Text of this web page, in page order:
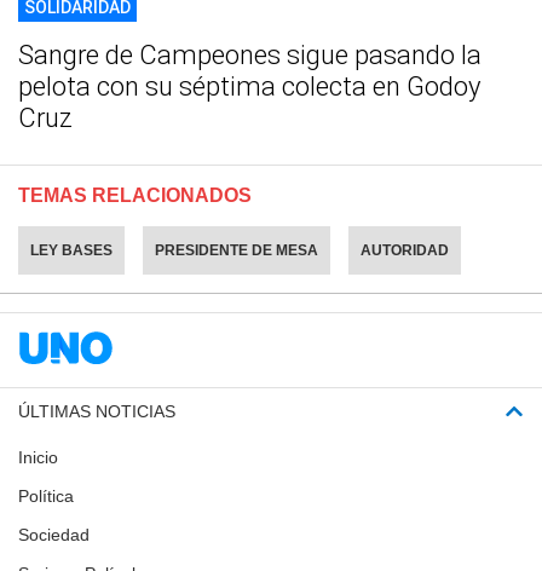
SOLIDARIDAD
Sangre de Campeones sigue pasando la
pelota con su séptima colecta en Godoy
Cruz
TEMAS RELACIONADOS
LEY BASES PRESIDENTE DE MESA AUTORIDAD
ÚLTIMAS NOTICIAS
Inicio
Política
Sociedad